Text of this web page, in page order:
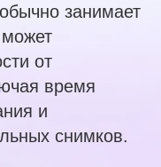
занимает
от
время
и
снимков.